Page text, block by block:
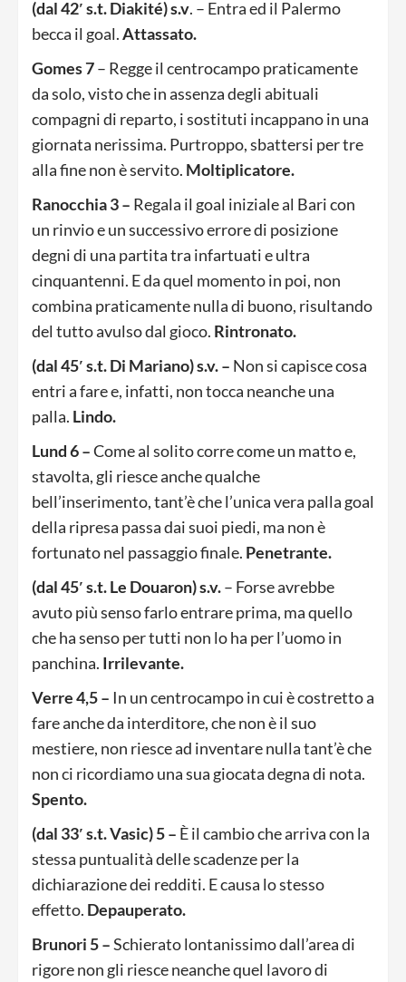
(dal 42′ s.t. Diakité) s.v. – Entra ed il Palermo
becca il goal.Attassato.
Gomes 7– Regge il centrocampo praticamente
da solo, visto che in assenza degli abituali
compagni di reparto, i sostituti incappano in una
giornata nerissima. Purtroppo, sbattersi per tre
alla fine non è servito. Moltiplicatore.
Ranocchia 3 – Regala il goal iniziale al Bari con
un rinvio e un successivo errore di posizione
degni di una partita tra infartuati e ultra
cinquantenni. E da quel momento in poi, non
combina praticamente nulla di buono, risultando
del tutto avulso dal gioco. Rintronato.
(dal 45′ s.t. Di Mariano) s.v. – Non si capisce cosa
entri a fare e, infatti, non tocca neanche una
palla. Lindo.
Lund 6 –Come al solito corre come un matto e,
stavolta, gli riesce anche qualche
bell’inserimento, tant’è che l’unica vera palla goal
della ripresa passa dai suoi piedi, ma non è
fortunato nel passaggio finale. Penetrante.
(dal 45′ s.t. Le Douaron) s.v.– Forse avrebbe
avuto più senso farlo entrare prima, ma quello
che ha senso per tutti non lo ha per l’uomo in
panchina. Irrilevante.
Verre 4,5 – In un centrocampo in cui è costretto a
fare anche da interditore, che non è il suo
mestiere, non riesce ad inventare nulla tant’è che
non ci ricordiamo una sua giocata degna di nota.
Spento.
(dal 33′ s.t. Vasic) 5 – È il cambio che arriva con la
stessa puntualità delle scadenze per la
dichiarazione dei redditi. E causa lo stesso
effetto. Depauperato.
Brunori 5 –Schierato lontanissimo dall’area di
rigore non gli riesce neanche quel lavoro di